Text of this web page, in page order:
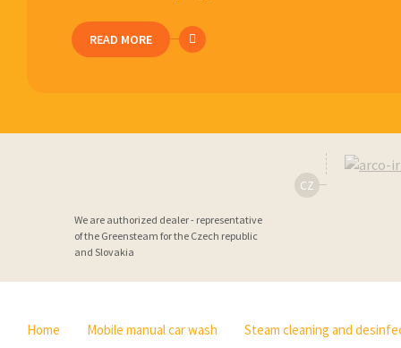
READ MORE
We are authorized dealer - representative
of the Greensteam for the Czech republic
and Slovakia
CZ
Home Mobile manual car wash Steam cleaning and